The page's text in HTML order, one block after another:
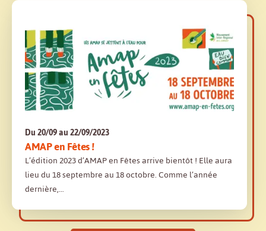
Du 20/09 au 22/09/2023
AMAP en Fêtes !
L’édition 2023 d’AMAP en Fêtes arrive bientôt ! Elle aura
lieu du 18 septembre au 18 octobre. Comme l’année
dernière,…